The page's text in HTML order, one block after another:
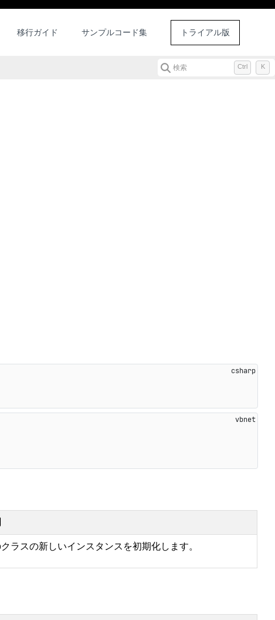
移行ガイド サンプルコード集 トライアル版
検索 Ctrl K
ラスの新しいインスタンスを初期化します。